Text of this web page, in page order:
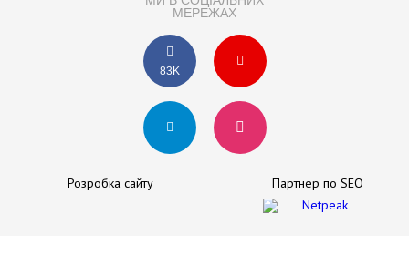
МЕРЕЖАХ
83K
Розробка сайту Партнер по SEO